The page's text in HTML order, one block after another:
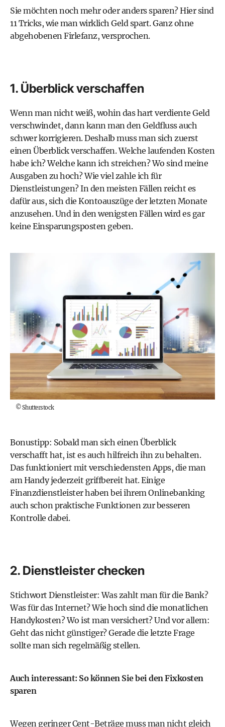
Sie möchten noch mehr oder anders sparen? Hier sind
11 Tricks, wie man wirklich Geld spart. Ganz ohne
abgehobenen Firlefanz, versprochen.
1. Überblick verschaffen
Wenn man nicht weiß, wohin das hart verdiente Geld
verschwindet, dann kann man den Geldfluss auch
schwer korrigieren. Deshalb muss man sich zuerst
einen Überblick verschaffen. Welche laufenden Kosten
habe ich? Welche kann ich streichen? Wo sind meine
Ausgaben zu hoch? Wie viel zahle ich für
Dienstleistungen? In den meisten Fällen reicht es
dafür aus, sich die Kontoauszüge der letzten Monate
anzusehen. Und in den wenigsten Fällen wird es gar
keine Einsparungsposten geben.
©Shutterstock
Bonustipp: Sobald man sich einen Überblick
verschafft hat, ist es auch hilfreich ihn zu behalten.
Das funktioniert mit verschiedensten Apps, die man
am Handy jederzeit griffbereit hat. Einige
Finanzdienstleister haben bei ihrem Onlinebanking
auch schon praktische Funktionen zur besseren
Kontrolle dabei.
2. Dienstleister checken
Stichwort Dienstleister: Was zahlt man für die Bank?
Was für das Internet? Wie hoch sind die monatlichen
Handykosten? Wo ist man versichert? Und vor allem:
Geht das nicht günstiger? Gerade die letzte Frage
sollte man sich regelmäßig stellen.
Auch interessant: So können Sie bei den Fixkosten
sparen
Wegen geringer Cent-Beträge muss man nicht gleich